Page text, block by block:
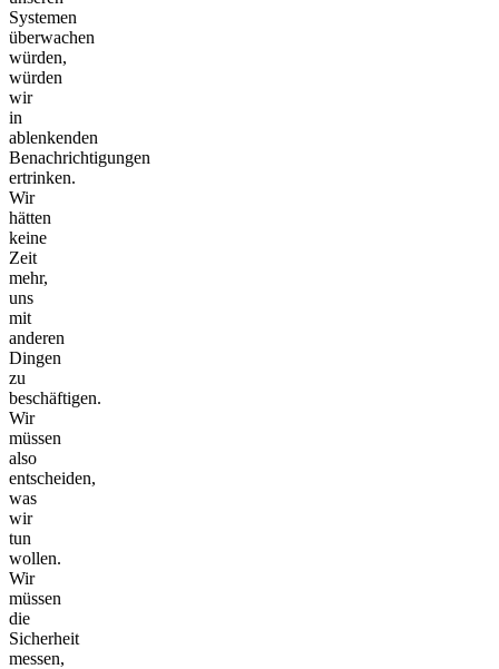
Systemen
überwachen
würden,
würden
wir
in
ablenkenden
Benachrichtigungen
ertrinken.
Wir
hätten
keine
Zeit
mehr,
uns
mit
anderen
Dingen
zu
beschäftigen.
Wir
müssen
also
entscheiden,
was
wir
tun
wollen.
Wir
müssen
die
Sicherheit
messen,